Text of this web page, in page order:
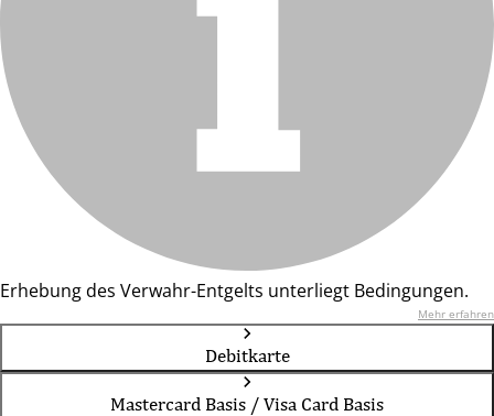
Erhebung des Verwahr-Entgelts unterliegt Bedingungen.
Mehr erfahren
Debitkarte
Mastercard Basis / Visa Card Basis